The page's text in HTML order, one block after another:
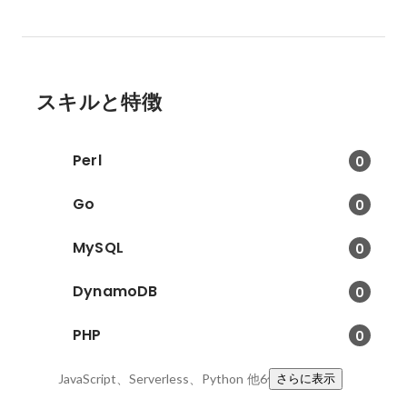
スキルと特徴
Perl 0
Go 0
MySQL 0
DynamoDB 0
PHP 0
JavaScript、Serverless、Python 他6件さらに表示